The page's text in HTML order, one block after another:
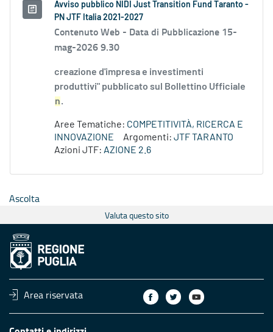
Avviso pubblico NIDI Just Transition Fund Taranto -
PN JTF Italia 2021-2027
Contenuto Web - Data di Pubblicazione 15-
mag-2026 9.30
creazione d'impresa e investimenti
produttivi" pubblicato sul Bollettino Ufficiale
n.
Aree Tematiche: COMPETITIVITÀ, RICERCA E
INNOVAZIONE
Argomenti: JTF TARANTO
Azioni JTF: AZIONE 2.6
Ascolta
Valuta questo sito
Area riservata